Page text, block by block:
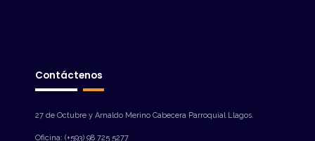
Contáctenos
27 de Octubre y Arnaldo Merino Cabecera Parroquial Llagos.
Oficina: (+593) 98 725 5277